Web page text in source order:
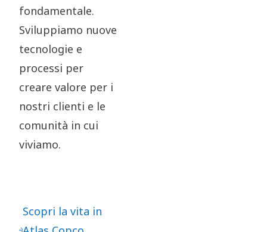
fondamentale.
Sviluppiamo nuove
tecnologie e
processi per
creare valore per i
nostri clienti e le
comunità in cui
viviamo.
Scopri la vita in